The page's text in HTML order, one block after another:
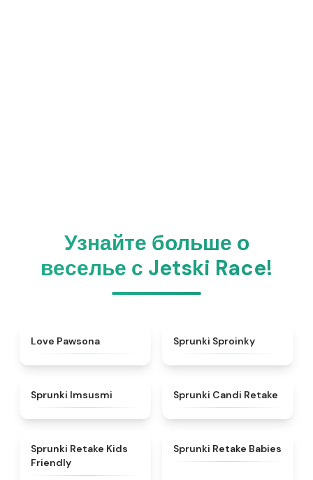
Узнайте больше о
веселье с Jetski Race!
Love Pawsona Sprunki Sproinky
Sprunki Imsusmi ★4.9
Sprunki Candi Retake
★
Sprunki Retake Kids
Friendly
★4.7
Sprunki Retake Babies